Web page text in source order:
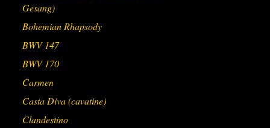
Gesang)
Bohemian Rhapsody
BWV 147
BWV 170
Carmen
Casta Diva (cavatine)
Clandestino